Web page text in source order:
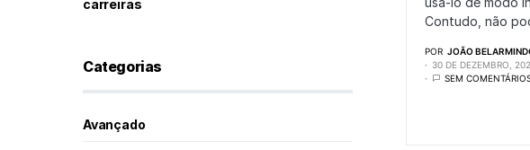
Contudo, não
POR JOÃO
30 DE DEZEMBRO,
SEM
carreiras
Categorias
Avançado